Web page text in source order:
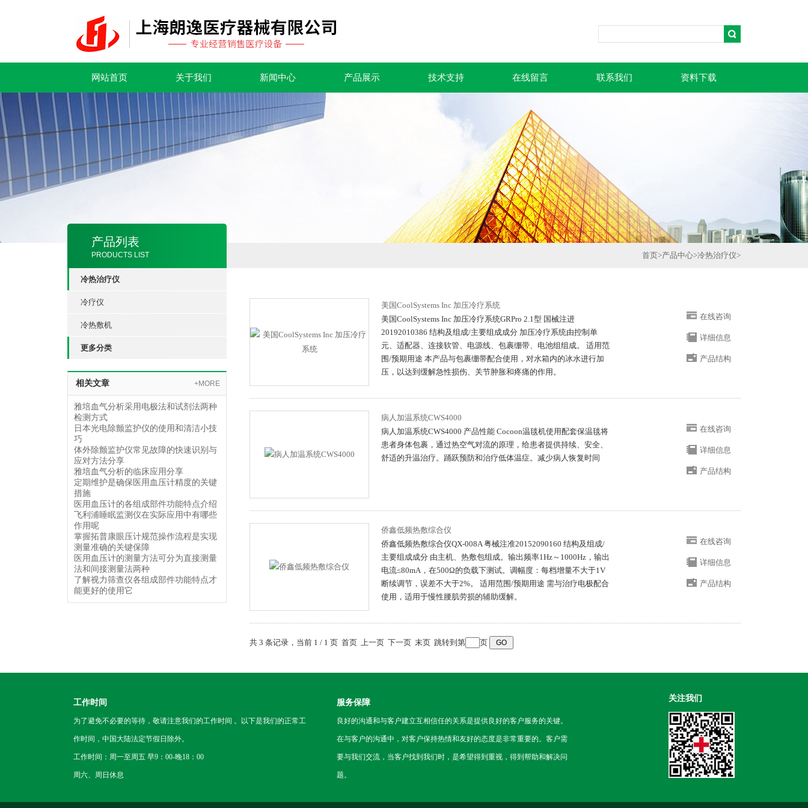
网站首页 关于我们 新闻中心 产品展示 技术支持 在线留言 联系我们 资料下载
产品列表
PRODUCTS LIST
冷热治疗仪
冷疗仪
冷热敷机
更多分类
相关文章 +MORE
雅培血气分析采用电极法和试剂法两种
检测方式
日本光电除颤监护仪的使用和清洁小技
巧
体外除颤监护仪常见故障的快速识别与
应对方法分享
雅培血气分析的临床应用分享
定期维护是确保医用血压计精度的关键
措施
医用血压计的各组成部件功能特点介绍
飞利浦睡眠监测仪在实际应用中有哪些
作用呢
掌握拓普康眼压计规范操作流程是实现
测量准确的关键保障
医用血压计的测量方法可分为直接测量
法和间接测量法两种
了解视力筛查仪各组成部件功能特点才
能更好的使用它
首页>产品中心>冷热治疗仪>
美国CoolSystems Inc 加压冷疗系统
美国CoolSystems Inc 加压冷疗系统GRPro 2.1型 国械注进
20192010386 结构及组成/主要组成成分 加压冷疗系统由控制单
元、适配器、连接软管、电源线、包裹绷带、电池组组成。 适用范
围/预期用途 本产品与包裹绷带配合使用，对水箱内的冰水进行加
压，以达到缓解急性损伤、关节肿胀和疼痛的作用。
在线咨询
详细信息
产品结构
病人加温系统CWS4000
病人加温系统CWS4000 产品性能 Cocoon温毯机使用配套保温毯将
患者身体包裹，通过热空气对流的原理，给患者提供持续、安全、
舒适的升温治疗。踊跃预防和治疗低体温症。减少病人恢复时间
在线咨询
详细信息
产品结构
侨鑫低频热敷综合仪
侨鑫低频热敷综合仪QX-008A 粤械注准20152090160 结构及组成/
主要组成成分 由主机、热敷包组成。输出频率1Hz～1000Hz，输出
电流≤80mA，在500Ω的负载下测试。调幅度：每档增量不大于1V
断续调节，误差不大于2%。 适用范围/预期用途 需与治疗电极配合
使用，适用于慢性腰肌劳损的辅助缓解。
在线咨询
详细信息
产品结构
共 3 条记录，当前 1 / 1 页 首页 上一页 下一页 末页 跳转到第 页
工作时间
为了避免不必要的等待，敬请注意我们的工作时间 。以下是我们的正常工
作时间，中国大陆法定节假日除外。
工作时间：周一至周五 早9：00-晚18：00
周六、周日休息
服务保障
良好的沟通和与客户建立互相信任的关系是提供良好的客户服务的关键。
在与客户的沟通中，对客户保持热情和友好的态度是非常重要的。客户需
要与我们交流，当客户找到我们时，是希望得到重视，得到帮助和解决问
题。
关注我们